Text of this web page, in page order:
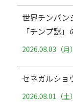
世界チンパン
「チンプ謎
2026.08.03（月）
セネガルショ
2026.08.01（土）